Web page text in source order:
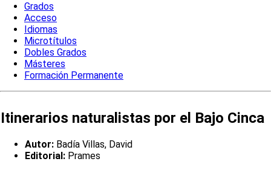
Grados
Acceso
Idiomas
Microtítulos
Dobles Grados
Másteres
Formación Permanente
Itinerarios naturalistas por el Bajo Cinca
Autor: Badía Villas, David
Editorial: Prames